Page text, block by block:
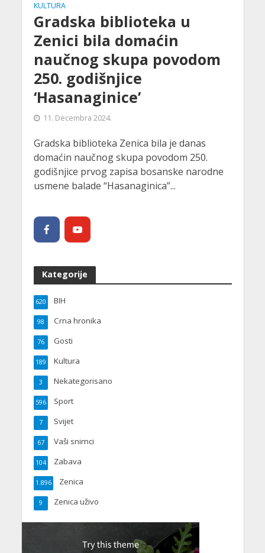
KULTURA
Gradska biblioteka u
Zenici bila domaćin
naučnog skupa povodom
250. godišnjice
‘Hasanaginice’
11. Decembra 2024.
Gradska biblioteka Zenica bila je danas
domaćin naučnog skupa povodom 250.
godišnjice prvog zapisa bosanske narodne
usmene balade “Hasanaginica”...
Kategorije
BIH
620
Crna hronika
98
Gosti
76
Kultura
189
Nekategorisano
3
Sport
596
Svijet
7
Vaši snimci
67
Zabava
104
Zenica
1.896
Zenica uživo
9